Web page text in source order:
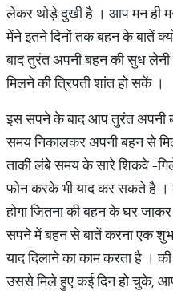
लेकर थोड़े दुखी है । आप मन ही
मेंने इतने दिनों तक बहन के बातें
बाद तुरंत अपनी बहन की सुध लेनी
मिलने की त्रिपती शांत हो सकें ।
इस सपने के बाद आप तुरंत अपनी
समय निकालकर अपनी बहन से
ताकी लंबे समय के सारे शिकवे -
फोन करके भी याद कर सकते है ।
होगा जितना की बहन के घर
सपने में बहन से बातें करना एक
याद दिलाने का काम करता है
उससे मिले हुए कई दिन हो चुके,